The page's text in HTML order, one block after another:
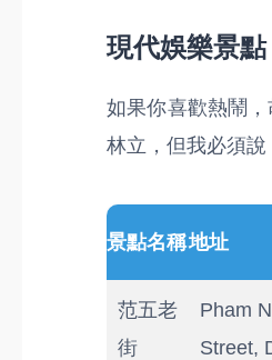
現代娛樂景
如果你喜歡熱鬧
林立，但我必須說
景點名稱地址
范五老
街
Pham
Street,